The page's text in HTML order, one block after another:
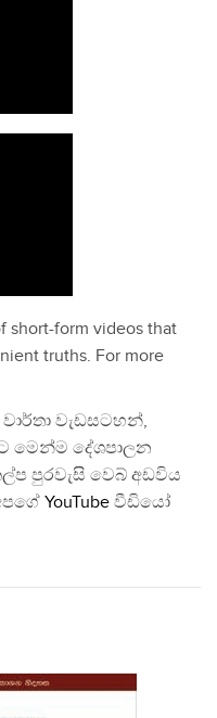
short-form videos that
truths. For more
වැඩසටහන්,
මෙන්ම දේශපාලන
පුරවැසි වෙබ් අඩවිය
YouTube වීඩියෝ